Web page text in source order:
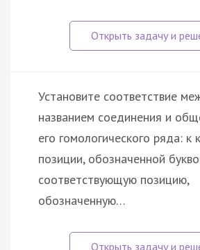
Установите соответствие
названием соединения и
его гомологического ряда: к
позиции, обозначенной
соответствующую позицию,
обозначенную…